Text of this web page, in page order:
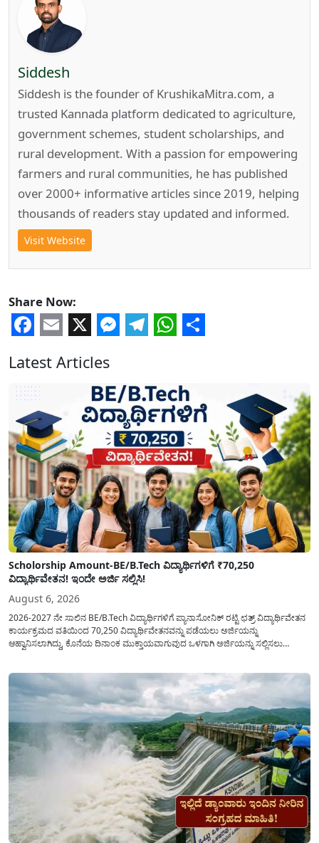
Siddesh
Siddesh is the founder of KrushikaMitra.com, a
trusted Kannada platform dedicated to agriculture,
government schemes, student scholarships, and
rural development. With a passion for empowering
farmers and rural communities, he has published
over 2000+ informative articles since 2019, helping
thousands of readers stay updated and informed.
Visit Website
Share Now:
Latest Articles
Scholorship Amount-BE/B.Tech ವಿದ್ಯಾರ್ಥಿಗಳಿಗೆ ₹70,250
ವಿದ್ಯಾರ್ಥಿವೇತನ! ಇಂದೇ ಅರ್ಜಿ ಸಲ್ಲಿಸಿ!
August 6, 2026
2026-2027 ನೇ ಸಾಲಿನ BE/B.Tech ವಿದ್ಯಾರ್ಥಿಗಳಿಗೆ ಪ್ಯಾನಾಸೋನಿಕ್ ರಟ್ಟಿ ಛತ್ರ್ ವಿದ್ಯಾರ್ಥಿವೇತನ
ಕಾರ್ಯಕ್ರಮದ ವತಿಯಿಂದ 70,250 ವಿದ್ಯಾರ್ಥಿವೇತನವನ್ನು ಪಡೆಯಲು ಅರ್ಜಿಯನ್ನು
ಆಹ್ವಾನಿಸಲಾಗಿದ್ದು, ಕೊನೆಯ ದಿನಾಂಕ ಮುಕ್ತಾಯವಾಗುವುದ ಒಳಗಾಗಿ ಅರ್ಜಿಯನ್ನು ಸಲ್ಲಿಸಲು
ಜಾರಿಗೆ...